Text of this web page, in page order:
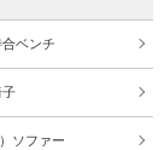
ベンチ
子
ソファー